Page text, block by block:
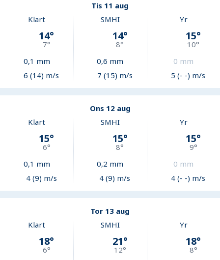
Tis 11 aug
Klart
14°
7°
0,1 mm
6 (14) m/s
SMHI
14°
8°
0,6 mm
7 (15) m/s
Yr
15°
10°
0 mm
5 (- -) m/s
Ons 12 aug
Klart
15°
6°
0,1 mm
4 (9) m/s
SMHI
15°
8°
0,2 mm
4 (9) m/s
Yr
15°
9°
0 mm
4 (- -) m/s
Tor 13 aug
Klart
18°
6°
SMHI
21°
12°
Yr
18°
8°